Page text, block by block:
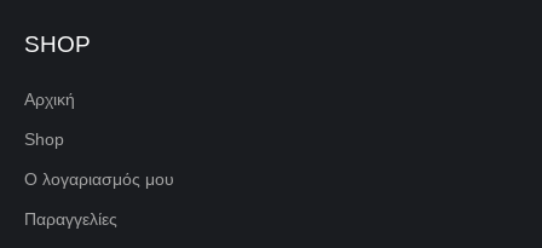
SHOP
Αρχική
Shop
Ο λογαριασμός μου
Παραγγελίες